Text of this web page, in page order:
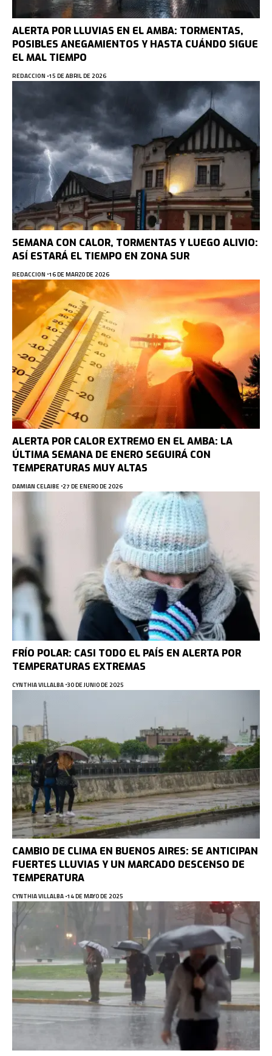
ALERTA POR LLUVIAS EN EL AMBA: TORMENTAS,
POSIBLES ANEGAMIENTOS Y HASTA CUÁNDO SIGUE
EL MAL TIEMPO
REDACCION 15 DE ABRIL DE 2026
SEMANA CON CALOR, TORMENTAS Y LUEGO ALIVIO:
ASÍ ESTARÁ EL TIEMPO EN ZONA SUR
REDACCION 16 DE MARZO DE 2026
ALERTA POR CALOR EXTREMO EN EL AMBA: LA
ÚLTIMA SEMANA DE ENERO SEGUIRÁ CON
TEMPERATURAS MUY ALTAS
DAMIAN CELAIBE 27 DE ENERO DE 2026
FRÍO POLAR: CASI TODO EL PAÍS EN ALERTA POR
TEMPERATURAS EXTREMAS
CYNTHIA VILLALBA 30 DE JUNIO DE 2025
CAMBIO DE CLIMA EN BUENOS AIRES: SE ANTICIPAN
FUERTES LLUVIAS Y UN MARCADO DESCENSO DE
TEMPERATURA
CYNTHIA VILLALBA 14 DE MAYO DE 2025